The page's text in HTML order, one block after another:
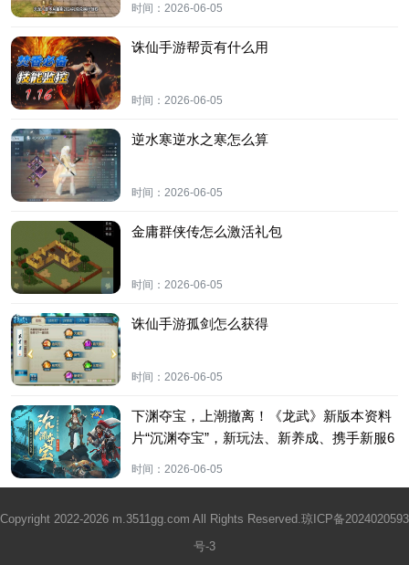
时间： 2026-06-05
诛仙手游帮贡有什么用
时间： 2026-06-05
逆水寒逆水之寒怎么算
时间： 2026-06-05
金庸群侠传怎么激活礼包
时间： 2026-06-05
诛仙手游孤剑怎么获得
时间： 2026-06-05
下渊夺宝，上潮撤离！《龙武》新版本资料
片“沉渊夺宝”，新玩法、新养成、携手新服6
时间： 2026-06-05
Copyright 2022-2026 m.3511gg.com All Rights Reserved. 琼ICP备2024020593
号-3